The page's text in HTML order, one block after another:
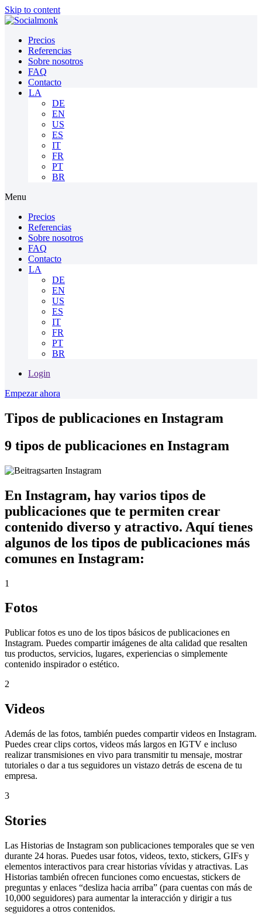
Skip to content
Precios
Referencias
Sobre nosotros
FAQ
Contacto
LA
DE
EN
US
ES
IT
FR
PT
BR
Menu
Precios
Referencias
Sobre nosotros
FAQ
Contacto
LA
DE
EN
US
ES
IT
FR
PT
BR
Login
Empezar ahora
Tipos de publicaciones en Instagram
9 tipos de publicaciones en Instagram
En Instagram, hay varios tipos de
publicaciones que te permiten crear
contenido diverso y atractivo. Aquí tienes
algunos de los tipos de publicaciones más
comunes en Instagram:
1
Fotos
Publicar fotos es uno de los tipos básicos de publicaciones en
Instagram. Puedes compartir imágenes de alta calidad que resalten
tus productos, servicios, lugares, experiencias o simplemente
contenido inspirador o estético.
2
Videos
Además de las fotos, también puedes compartir videos en Instagram.
Puedes crear clips cortos, videos más largos en IGTV e incluso
realizar transmisiones en vivo para transmitir tu mensaje, mostrar
tutoriales o dar a tus seguidores un vistazo detrás de escena de tu
empresa.
3
Stories
Las Historias de Instagram son publicaciones temporales que se ven
durante 24 horas. Puedes usar fotos, videos, texto, stickers, GIFs y
elementos interactivos para crear historias vívidas y atractivas. Las
Historias también ofrecen funciones como encuestas, stickers de
preguntas y enlaces “desliza hacia arriba” (para cuentas con más de
10,000 seguidores) para aumentar la interacción y dirigir a tus
seguidores a otros contenidos.